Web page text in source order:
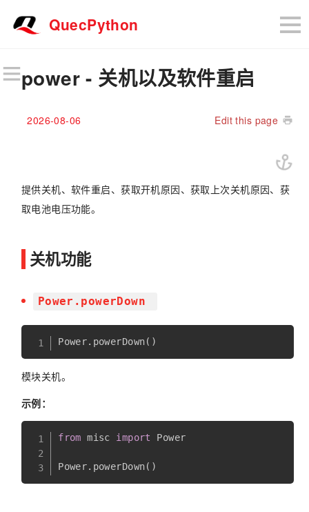
QuecPython
power - 关机以及软件重启
2026-08-06 Edit this page
提供关机、软件重启、获取开机原因、获取上次关机原因、获
取电池电压功能。
关机功能
Power.powerDown
Power. powerDown( )
模块关机。
示例：
from misc import Power
Power. powerDown( )